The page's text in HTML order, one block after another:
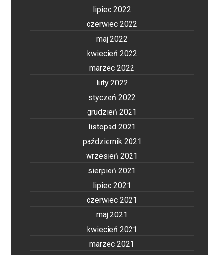
lipiec 2022
czerwiec 2022
maj 2022
kwiecień 2022
marzec 2022
luty 2022
styczeń 2022
grudzień 2021
listopad 2021
październik 2021
wrzesień 2021
sierpień 2021
lipiec 2021
czerwiec 2021
maj 2021
kwiecień 2021
marzec 2021